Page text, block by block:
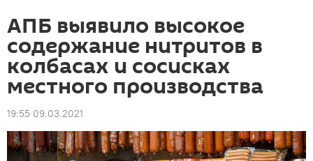
АПБ выявило высокое
содержание нитритов в
колбасах и сосисках
местного производства
19:55 09.03.2021